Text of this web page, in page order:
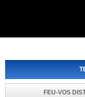
FEU-VOS